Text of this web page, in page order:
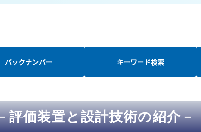
バックナンバー キーワード検索
評価装置と設計技術の紹介－